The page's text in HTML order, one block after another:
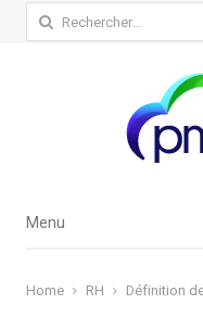
Rechercher :
Menu
Menu
Home RH Définition